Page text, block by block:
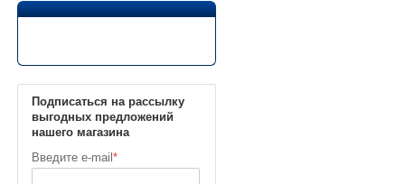
Подписаться на рассылку
выгодных предложений
нашего магазина
Введите e-mail *